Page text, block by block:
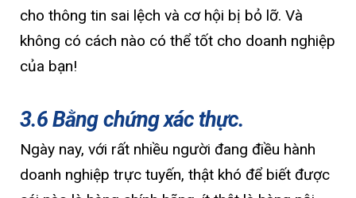
cho thông tin sai lệch và cơ hội bị bỏ lỡ. Và
không có cách nào có thể tốt cho doanh nghiệp
của bạn!
3.6 Bằng chứng xác thực.
Ngày nay, với rất nhiều người đang điều hành
doanh nghiệp trực tuyến, thật khó để biết được